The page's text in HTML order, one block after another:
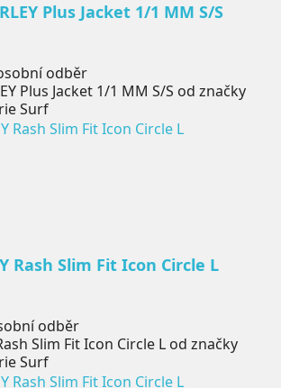
Plus Jacket 1/1 MM S/S
odběr
Plus Jacket 1/1 MM S/S od značky
Surf
Rash Slim Fit Icon Circle L
odběr
Slim Fit Icon Circle L od značky
Surf